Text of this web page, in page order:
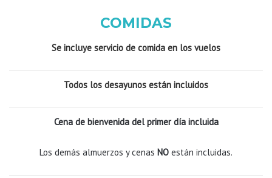
COMIDAS
Se incluye servicio de comida en los vuelos
Todos los desayunos están incluidos
Cena de bienvenida del primer día incluida
Los demás almuerzos y cenas NO están incluidas.